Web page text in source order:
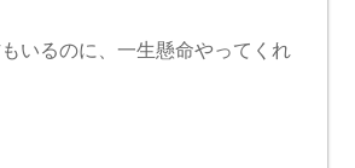
いるのに、一生懸命やってくれ